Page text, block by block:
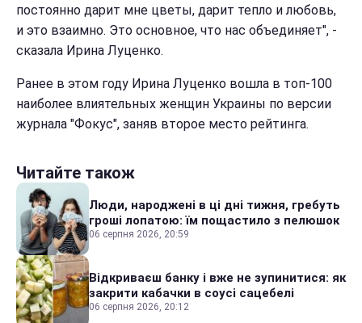
постоянно дарит мне цветы, дарит тепло и любовь,
и это взаимно. Это основное, что нас объединяет", -
сказала Ирина Луценко.
Ранее в этом году Ирина Луценко вошла в топ-100
наиболее влиятельных женщин Украины по версии
журнала "Фокус", заняв второе место рейтинга.
Читайте також
Люди, народжені в ці дні тижня, гребуть
гроші лопатою: їм пощастило з пелюшок
06 серпня 2026, 20:59
Відкриваєш банку і вже не зупинитися: як
закрити кабачки в соусі сацебелі
06 серпня 2026, 20:12